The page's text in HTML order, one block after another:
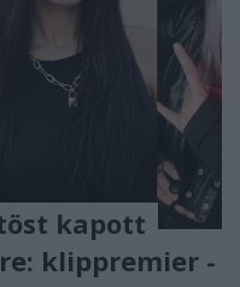
kapott
klippremier -